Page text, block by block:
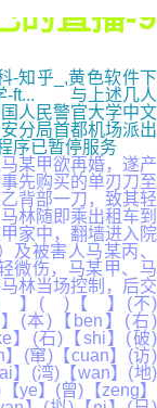
的直播-9
-知乎_,黄色软件下
学-ft... 与上述几人
人民警官大学中文
分局首都机场派出
序已暂停服务
某甲欲再婚，遂产
先购买的单刃刀至
背部一刀，致其轻
林随即乘出租车到
家中，翻墙进入院
及被害人马某丙、
微伤，马某甲、马
林当场控制，后交
】( )【 】(不)
(本)【ben】(右)
】(石)【shi】(破)
】(窜)【cuan】(访)
】(湾)【wan】(地)
ye】(曾)【zeng】